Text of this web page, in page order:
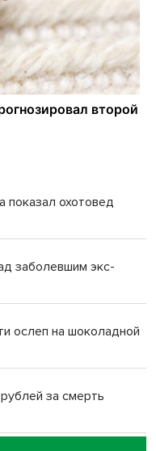
показал охотовед
заболевшим экс-
ослеп на шоколадной
за смерть